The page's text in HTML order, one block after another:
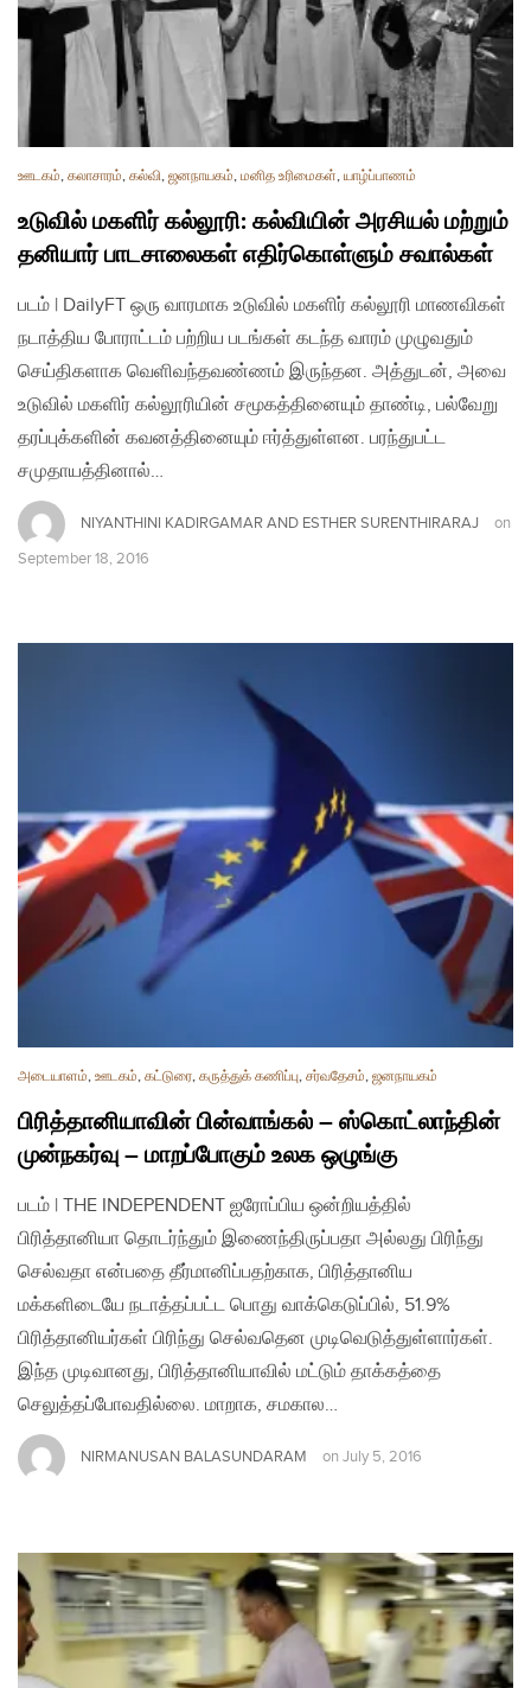
ஊடகம், கலாசாரம், கல்வி, ஜனநாயகம், மனித உரிமைகள், யாழ்ப்பாணம்
உடுவில் மகளிர் கல்லூரி: கல்வியின் அரசியல் மற்றும்
தனியார் பாடசாலைகள் எதிர்கொள்ளும் சவால்கள்
படம் | DailyFT ஒரு வாரமாக உடுவில் மகளிர் கல்லூரி மாணவிகள்
நடாத்திய போராட்டம் பற்றிய படங்கள் கடந்த வாரம் முழுவதும்
செய்திகளாக வெளிவந்தவண்ணம் இருந்தன. அத்துடன், அவை
உடுவில் மகளிர் கல்லூரியின் சமூகத்தினையும் தாண்டி, பல்வேறு
தரப்புக்களின் கவனத்தினையும் ஈர்த்துள்ளன. பரந்துபட்ட
சமுதாயத்தினால்…
NIYANTHINI KADIRGAMAR AND ESTHER SURENTHIRARAJ
on
September 18, 2016
அடையாளம், ஊடகம், கட்டுரை, கருத்துக் கணிப்பு, சர்வதேசம், ஜனநாயகம்
பிரித்தானியாவின் பின்வாங்கல் – ஸ்கொட்லாந்தின்
முன்நகர்வு – மாறப்போகும் உலக ஒழுங்கு
படம் | THE INDEPENDENT ஐரோப்பிய ஒன்றியத்தில்
பிரித்தானியா தொடர்ந்தும் இணைந்திருப்பதா அல்லது பிரிந்து
செல்வதா என்பதை தீர்மானிப்பதற்காக, பிரித்தானிய
மக்களிடையே நடாத்தப்பட்ட பொது வாக்கெடுப்பில், 51.9%
பிரித்தானியர்கள் பிரிந்து செல்வதென முடிவெடுத்துள்ளார்கள்.
இந்த முடிவானது, பிரித்தானியாவில் மட்டும் தாக்கத்தை
செலுத்தப்போவதில்லை. மாறாக, சமகால…
NIRMANUSAN BALASUNDARAM on July 5, 2016